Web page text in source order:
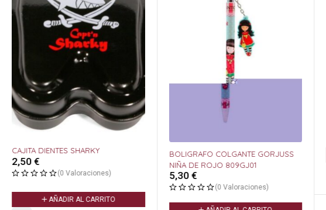
CAJITA DIENTES SHARKY
2,50 €
(0 Valoraciones)
AÑADIR AL CARRITO
BOLIGRAFO COLGANTE GORJUSS
NIÑA DE ROJO 809GJ01
5,30 €
(0 Valoraciones)